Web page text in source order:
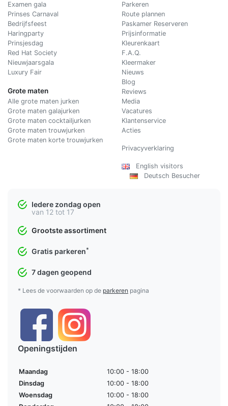
Examen gala
Prinses Carnaval
Bedrijfsfeest
Haringparty
Prinsjesdag
Red Hat Society
Nieuwjaarsgala
Luxury Fair
Grote maten
Alle grote maten jurken
Grote maten galajurken
Grote maten cocktailjurken
Grote maten trouwjurken
Grote maten korte trouwjurken
Parkeren
Route plannen
Paskamer Reserveren
Prijsinformatie
Kleurenkaart
F.A.Q.
Kleermaker
Nieuws
Blog
Reviews
Media
Vacatures
Klantenservice
Acties
Privacyverklaring
English visitors
Deutsch Besucher
Iedere zondag open
van 12 tot 17
Grootste assortiment
Gratis parkeren*
7 dagen geopend
* Lees de voorwaarden op de parkeren pagina
Openingstijden
Maandag
10:00 - 18:00
Dinsdag
10:00 - 18:00
Woensdag
10:00 - 18:00